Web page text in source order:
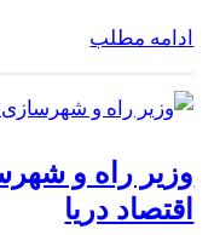
ادامه مطلب
وزیر راه و
اقتصاد دریا